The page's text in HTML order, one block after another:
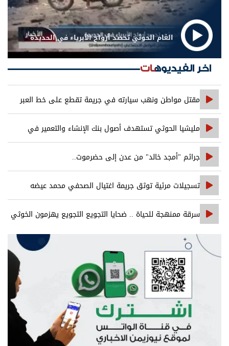
الغام الحوثي تحصد أرواح الأبرياء في الحديدة
اخر الفيديوهات
مقتل مواطن ونهب سيارته في جريمة تقطع على خط العبر
مليشيا الحوثي تستهدف أصول بنك الإنشاء والتعمير في
صنعاء
جرائم "أمجد خالد" من عدن إلى حضرموت..
تسجيلات مرئية توثق جريمة اغتيال الصحفي محمد عيضه
سرقة ممنهجة للحياة .. ضحايا التجويع التجويع يهزمون الخوثي